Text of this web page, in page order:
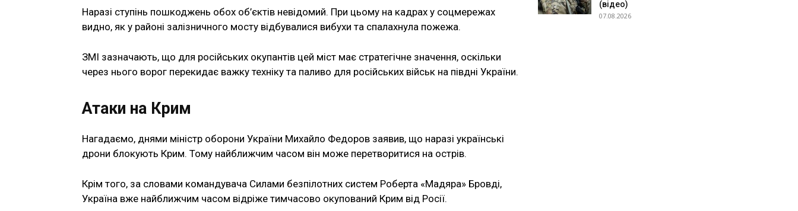
Наразі ступінь пошкоджень обох об’єктів невідомий. При цьому на кадрах у соцмережах
видно, як у районі залізничного мосту відбувалися вибухи та спалахнула пожежа.
ЗМІ зазначають, що для російських окупантів цей міст має стратегічне значення, оскільки
через нього ворог перекидає важку техніку та паливо для російських військ на півдні України.
Атаки на Крим
Нагадаємо, днями міністр оборони України Михайло Федоров заявив, що наразі українські
дрони блокують Крим. Тому найближчим часом він може перетворитися на острів.
Крім того, за словами командувача Силами безпілотних систем Роберта «Мадяра» Бровді,
Україна вже найближчим часом відріже тимчасово окупований Крим від Росії.
(відео)
07.08.2026